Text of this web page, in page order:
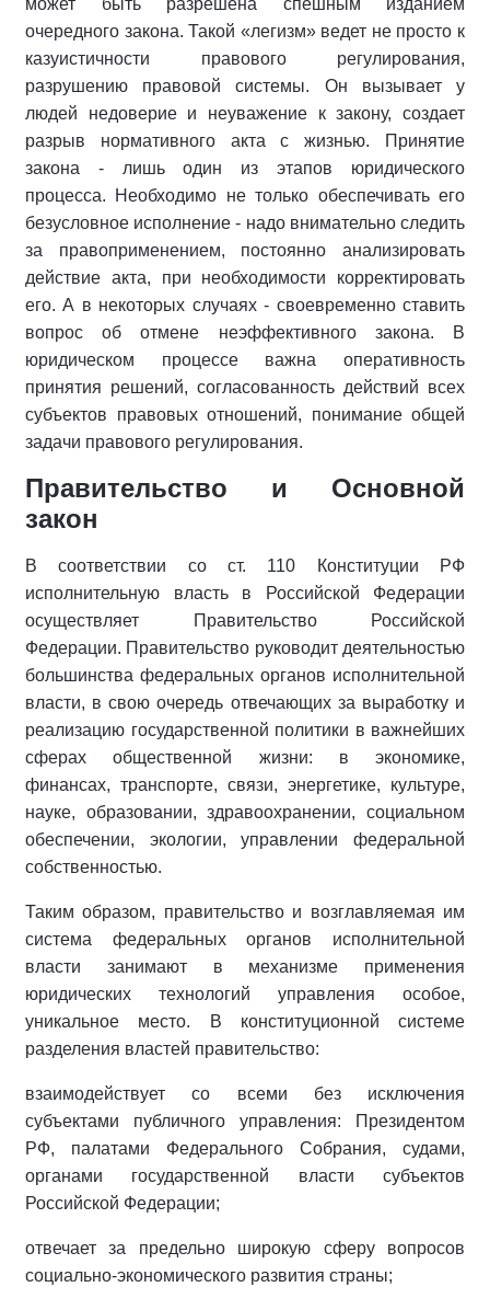
может быть разрешена спешным изданием
очередного закона. Такой «легизм» ведет не просто к
казуистичности правового регулирования,
разрушению правовой системы. Он вызывает у
людей недоверие и неуважение к закону, создает
разрыв нормативного акта с жизнью. Принятие
закона - лишь один из этапов юридического
процесса. Необходимо не только обеспечивать его
безусловное исполнение - надо внимательно следить
за правоприменением, постоянно анализировать
действие акта, при необходимости корректировать
его. А в некоторых случаях - своевременно ставить
вопрос об отмене неэффективного закона. В
юридическом процессе важна оперативность
принятия решений, согласованность действий всех
субъектов правовых отношений, понимание общей
задачи правового регулирования.
Правительство и Основной
закон
В соответствии со ст. 110 Конституции РФ
исполнительную власть в Российской Федерации
осуществляет Правительство Российской
Федерации. Правительство руководит деятельностью
большинства федеральных органов исполнительной
власти, в свою очередь отвечающих за выработку и
реализацию государственной политики в важнейших
сферах общественной жизни: в экономике,
финансах, транспорте, связи, энергетике, культуре,
науке, образовании, здравоохранении, социальном
обеспечении, экологии, управлении федеральной
собственностью.
Таким образом, правительство и возглавляемая им
система федеральных органов исполнительной
власти занимают в механизме применения
юридических технологий управления особое,
уникальное место. В конституционной системе
разделения властей правительство:
взаимодействует со всеми без исключения
субъектами публичного управления: Президентом
РФ, палатами Федерального Собрания, судами,
органами государственной власти субъектов
Российской Федерации;
отвечает за предельно широкую сферу вопросов
социально-экономического развития страны;